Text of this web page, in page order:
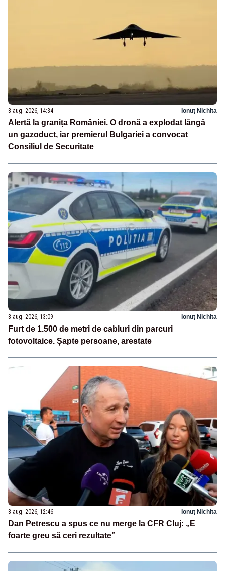
8 aug. 2026, 14:34 Ionuț Nichita
Alertă la granița României. O dronă a explodat lângă
un gazoduct, iar premierul Bulgariei a convocat
Consiliul de Securitate
8 aug. 2026, 13:09 Ionuț Nichita
Furt de 1.500 de metri de cabluri din parcuri
fotovoltaice. Șapte persoane, arestate
8 aug. 2026, 12:46 Ionuț Nichita
Dan Petrescu a spus ce nu merge la CFR Cluj: „E
foarte greu să ceri rezultate”